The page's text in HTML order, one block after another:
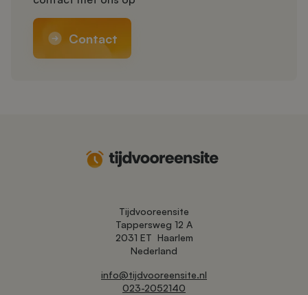
Contact
Tijdvooreensite
Tappersweg 12 A
2031 ET Haarlem
Nederland
info@tijdvooreensite.nl
023-2052140